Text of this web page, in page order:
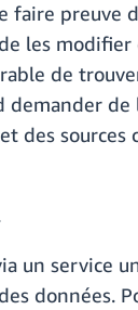
faire preuve
les modifier
de
demander de
des sources
un service
données.